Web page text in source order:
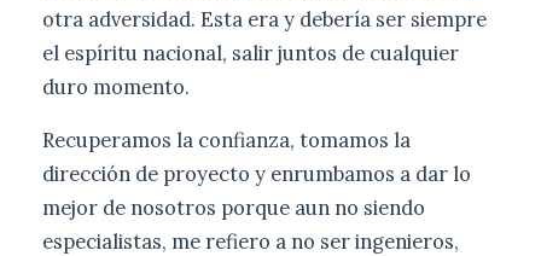
otra adversidad. Esta era y debería ser siempre
el espíritu nacional, salir juntos de cualquier
duro momento.
Recuperamos la confianza, tomamos la
dirección de proyecto y enrumbamos a dar lo
mejor de nosotros porque aun no siendo
especialistas, me refiero a no ser ingenieros,